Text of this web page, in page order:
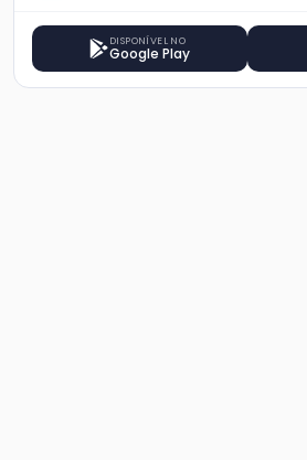
DISPONÍVEL NO
Google Play